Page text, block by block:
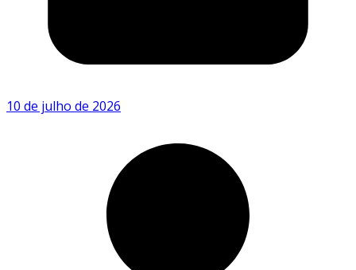
10 de julho de 2026